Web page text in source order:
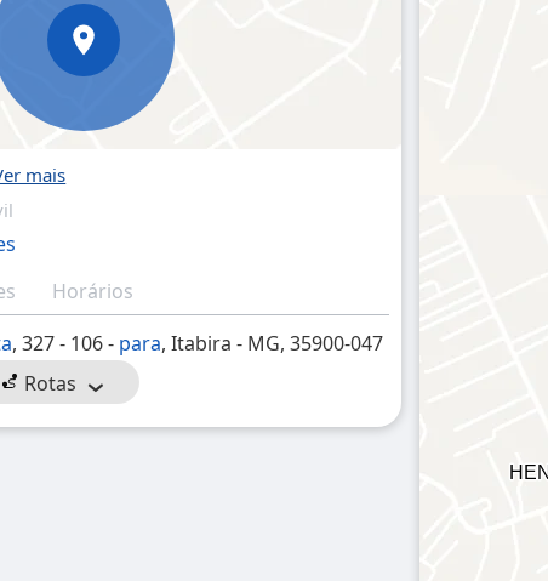
Horários
, 327 - 106 - para, Itabira - MG, 35900-047
Rotas